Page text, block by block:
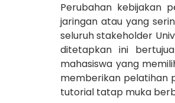
Perubahan kebijakan
jaringan atau yang
seluruh stakeholder
ditetapkan ini
mahasiswa yang
memberikan pelatihan
tutorial tatap muka